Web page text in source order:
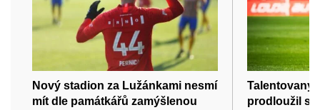
Nový stadion za Lužánkami nesmí
mít dle památkářů zamýšlenou
Talentovaný
prodloužil